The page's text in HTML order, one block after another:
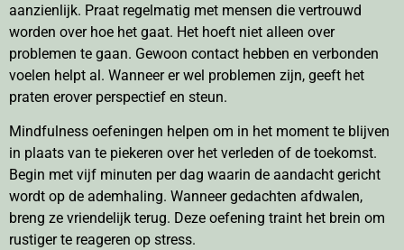
aanzienlijk. Praat regelmatig met mensen die vertrouwd
worden over hoe het gaat. Het hoeft niet alleen over
problemen te gaan. Gewoon contact hebben en verbonden
voelen helpt al. Wanneer er wel problemen zijn, geeft het
praten erover perspectief en steun.
Mindfulness oefeningen helpen om in het moment te blijven
in plaats van te piekeren over het verleden of de toekomst.
Begin met vijf minuten per dag waarin de aandacht gericht
wordt op de ademhaling. Wanneer gedachten afdwalen,
breng ze vriendelijk terug. Deze oefening traint het brein om
rustiger te reageren op stress.